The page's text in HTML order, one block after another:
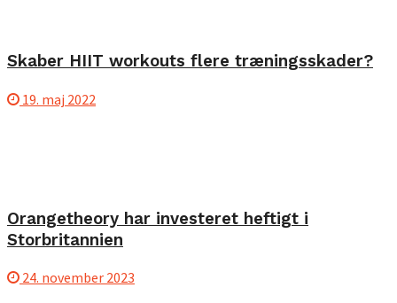
Skaber HIIT workouts flere træningsskader?
19. maj 2022
Orangetheory har investeret heftigt i
Storbritannien
24. november 2023